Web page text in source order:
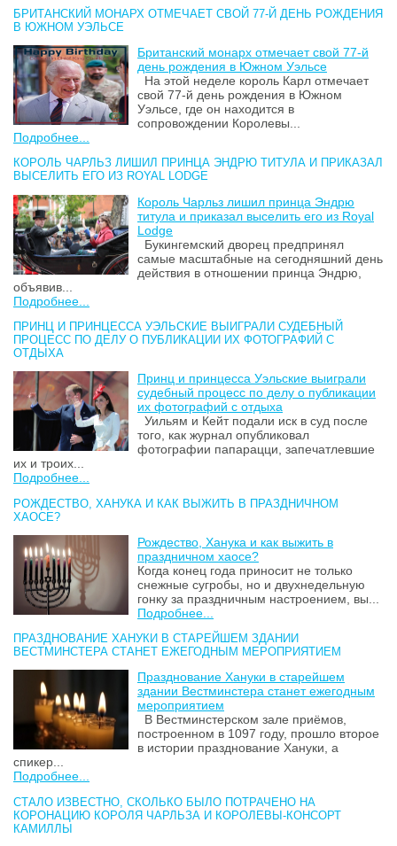
БРИТАНСКИЙ МОНАРХ ОТМЕЧАЕТ СВОЙ 77-Й ДЕНЬ РОЖДЕНИЯ
В ЮЖНОМ УЭЛЬСЕ
Британский монарх отмечает свой 77-й
день рождения в Южном Уэльсе
На этой неделе король Карл отмечает
свой 77-й день рождения в Южном
Уэльсе, где он находится в
сопровождении Королевы...
Подробнее...
КОРОЛЬ ЧАРЛЬЗ ЛИШИЛ ПРИНЦА ЭНДРЮ ТИТУЛА И ПРИКАЗАЛ
ВЫСЕЛИТЬ ЕГО ИЗ ROYAL LODGE
Король Чарльз лишил принца Эндрю
титула и приказал выселить его из Royal
Lodge
Букингемский дворец предпринял
самые масштабные на сегодняшний день
действия в отношении принца Эндрю,
объявив...
Подробнее...
ПРИНЦ И ПРИНЦЕССА УЭЛЬСКИЕ ВЫИГРАЛИ СУДЕБНЫЙ
ПРОЦЕСС ПО ДЕЛУ О ПУБЛИКАЦИИ ИХ ФОТОГРАФИЙ С
ОТДЫХА
Принц и принцесса Уэльские выиграли
судебный процесс по делу о публикации
их фотографий с отдыха
Уильям и Кейт подали иск в суд после
того, как журнал опубликовал
фотографии папарацци, запечатлевшие
их и троих...
Подробнее...
РОЖДЕСТВО, ХАНУКА И КАК ВЫЖИТЬ В ПРАЗДНИЧНОМ
ХАОСЕ?
Рождество, Ханука и как выжить в
праздничном хаосе?
Когда конец года приносит не только
снежные сугробы, но и двухнедельную
гонку за праздничным настроением, вы...
Подробнее...
ПРАЗДНОВАНИЕ ХАНУКИ В СТАРЕЙШЕМ ЗДАНИИ
ВЕСТМИНСТЕРА СТАНЕТ ЕЖЕГОДНЫМ МЕРОПРИЯТИЕМ
Празднование Хануки в старейшем
здании Вестминстера станет ежегодным
мероприятием
В Вестминстерском зале приёмов,
построенном в 1097 году, прошло второе
в истории празднование Хануки, а
спикер...
Подробнее...
СТАЛО ИЗВЕСТНО, СКОЛЬКО БЫЛО ПОТРАЧЕНО НА
КОРОНАЦИЮ КОРОЛЯ ЧАРЛЬЗА И КОРОЛЕВЫ-КОНСОРТ
КАМИЛЛЫ